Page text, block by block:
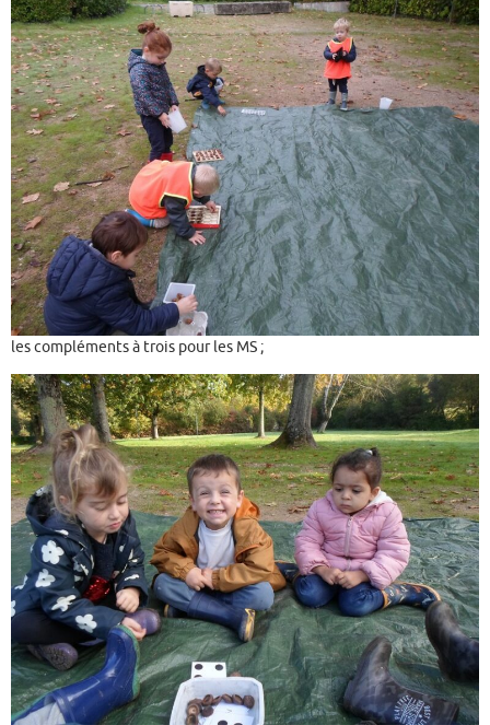
les compléments à trois pour les MS ;